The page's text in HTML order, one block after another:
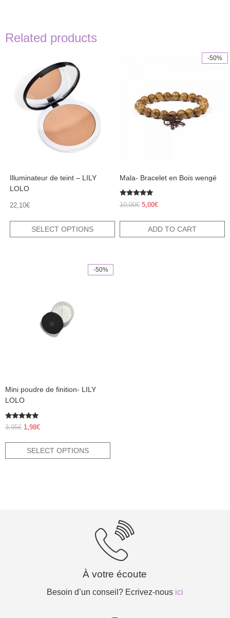
Related products
Illuminateur de teint – LILY
LOLO
22,10€
SELECT OPTIONS
multiple
variants.
page
-50%
Mala- Bracelet en Bois wengé
Rated
5.00
10,00€ Original
was:
10,00€.
5,00€Current
is:
5,00€.
ADD TO CART
-50%
Mini poudre de finition- LILY
LOLO
Rated
5.00
3,95€ Original
3,95€.
1,98€Current
1,98€.
SELECT OPTIONS
page
À votre écoute
Besoin d’un conseil? Ecrivez-nous ici